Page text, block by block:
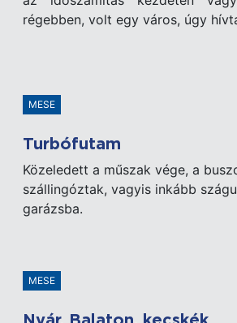
régebben, volt egy város, úgy
MESE
Turbófutam
Közeledett a műszak vége, a
szállingóztak, vagyis inkább
garázsba.
MESE